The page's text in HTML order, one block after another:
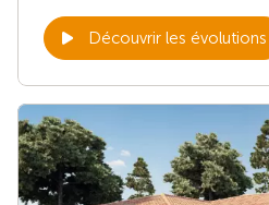
Découvrir les évolutions